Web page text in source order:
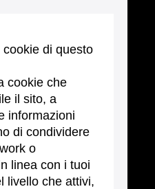
di questo
cookie che
il sito, a
informazioni
di condividere
o
linea con i tuoi
livello che attivi,